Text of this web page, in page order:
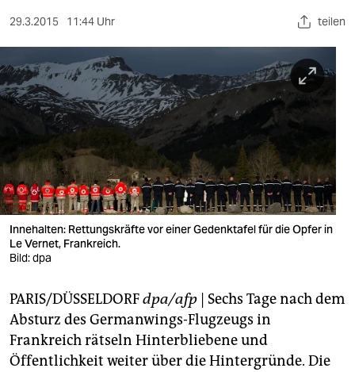
sport
berlin
nord
wahrheit
verlag
verlag
veranstaltungen
shop
fragen & hilfe
unterstützen
abo
29.3.2015 11:44 Uhr teilen
Innehalten: Rettungskräfte vor einer Gedenktafel für die Opfer in
Le Vernet, Frankreich.
Bild: dpa
PARIS/DÜSSELDORFdpa/afp | Sechs Tage nach dem
Absturz des Germanwings-Flugzeugs in
Frankreich rätseln Hinterbliebene und
Öffentlichkeit weiter über die Hintergründe. Die